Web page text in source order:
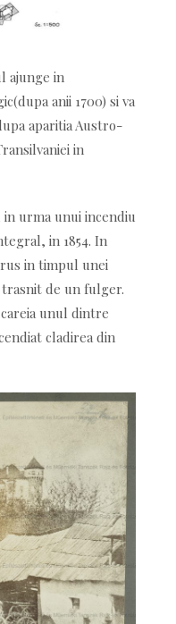
ajunge in
anii 1700) si va
aparitia Austro-
in
urma unui incendiu
in 1854. In
in timpul unei
de un fulger.
unul dintre
cladirea din